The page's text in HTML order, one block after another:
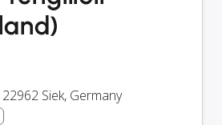
22962 Siek, Germany